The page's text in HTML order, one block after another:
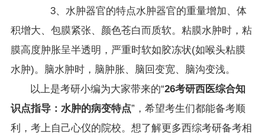
3、水肿器官的特点水肿器官的重量增加、体
积增大、包膜紧张、颜色苍白而质软。粘膜水肿时，粘
膜高度肿胀呈半透明，严重时软如胶冻状(如喉头粘膜
水肿)。脑水肿时，脑肿胀、脑回变宽、脑沟变浅。
以上是考研小编为大家带来的“26考研西医综合知
识点指导：水肿的病变特点”，希望考生们都能备考顺
利，考上自己心仪的院校。想了解更多西综考研备考相